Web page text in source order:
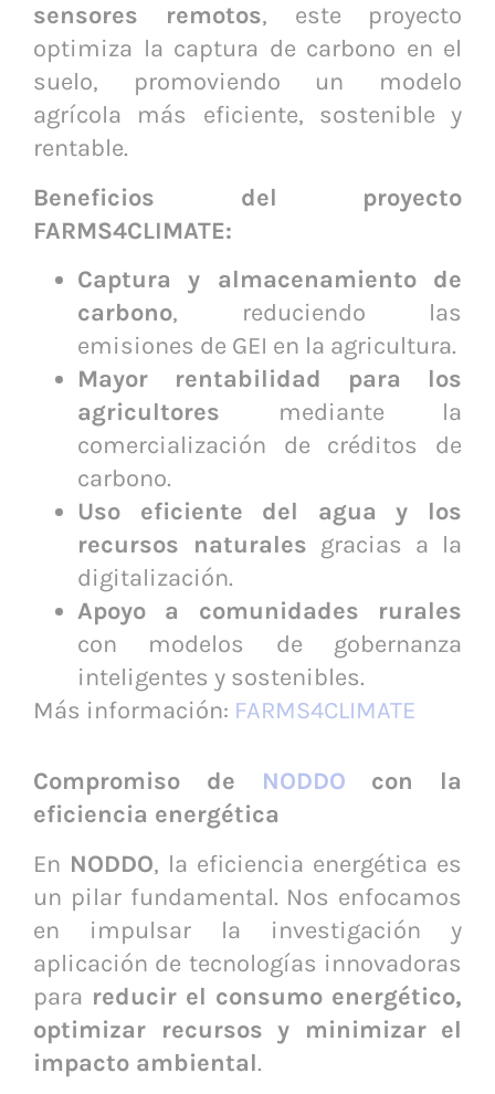
sensores remotos, este proyecto
optimiza la captura de carbono en el
suelo, promoviendo un modelo
agrícola más eficiente, sostenible y
rentable.
Beneficios del proyecto
FARMS4CLIMATE:
Captura y almacenamiento de
carbono, reduciendo las
emisiones de GEI en la agricultura.
Mayor rentabilidad para los
agricultores mediante la
comercialización de créditos de
carbono.
Uso eficiente del agua y los
recursos naturales gracias a la
digitalización.
Apoyo a comunidades rurales
con modelos de gobernanza
inteligentes y sostenibles.
Más información: FARMS4CLIMATE
Compromiso de NODDO con la
eficiencia energética
En NODDO, la eficiencia energética es
un pilar fundamental. Nos enfocamos
en impulsar la investigación y
aplicación de tecnologías innovadoras
para reducir el consumo energético,
optimizar recursos y minimizar el
impacto ambiental.